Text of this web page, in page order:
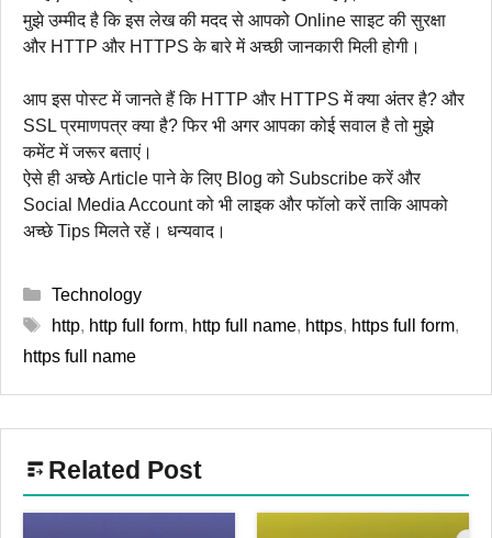
मुझे उम्मीद है कि इस लेख की मदद से आपको Online साइट की सुरक्षा
और HTTP और HTTPS के बारे में अच्छी जानकारी मिली होगी।
आप इस पोस्ट में जानते हैं कि HTTP और HTTPS में क्या अंतर है? और
SSL प्रमाणपत्र क्या है? फिर भी अगर आपका कोई सवाल है तो मुझे
कमेंट में जरूर बताएं।
ऐसे ही अच्छे Article पाने के लिए Blog को Subscribe करें और
Social Media Account को भी लाइक और फॉलो करें ताकि आपको
अच्छे Tips मिलते रहें। धन्यवाद।
Categories
Technology
Tags
http, http full form, http full name, https, https full form,
https full name
Related Post